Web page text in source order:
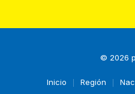
© 2026
Inicio Región